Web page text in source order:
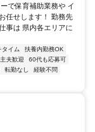
で保育補助業務や イ
任せします！ 勤務先
事は 県内各エリアに
タイム
扶養内勤務OK
夫歓迎
60代も応募可
転勤なし
経験不問